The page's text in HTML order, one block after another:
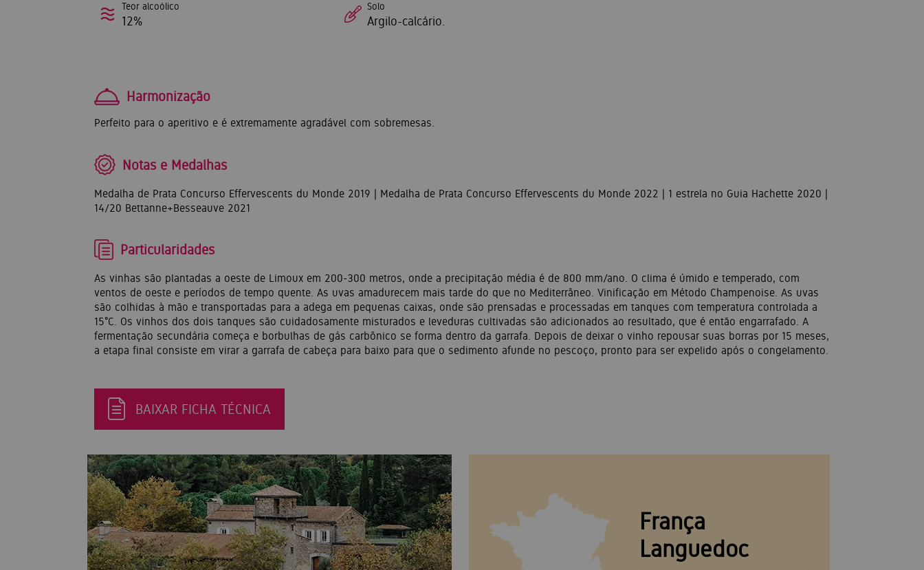
Teor alcoólico
12%
Solo
Argilo-calcário.
Harmonização
Perfeito para o aperitivo e é extremamente agradável com sobremesas.
Notas e Medalhas
Medalha de Prata Concurso Effervescents du Monde 2019 | Medalha de Prata Concurso Effervescents du Monde 2022 | 1 estrela no Guia Hachette 2020 |
14/20 Bettanne+Besseauve 2021
Particularidades
As vinhas são plantadas a oeste de Limoux em 200-300 metros, onde a precipitação média é de 800 mm/ano. O clima é úmido e temperado, com
ventos de oeste e períodos de tempo quente. As uvas amadurecem mais tarde do que no Mediterrâneo. Vinificação em Método Champenoise. As uvas
são colhidas à mão e transportadas para a adega em pequenas caixas, onde são prensadas e processadas em tanques com temperatura controlada a
15°C. Os vinhos dos dois tanques são cuidadosamente misturados e leveduras cultivadas são adicionados ao resultado, que é então engarrafado. A
fermentação secundária começa e borbulhas de gás carbônico se forma dentro da garrafa. Depois de deixar o vinho repousar suas borras por 15 meses,
a etapa final consiste em virar a garrafa de cabeça para baixo para que o sedimento afunde no pescoço, pronto para ser expelido após o congelamento.
BAIXAR FICHA TÉCNICA
França
Languedoc